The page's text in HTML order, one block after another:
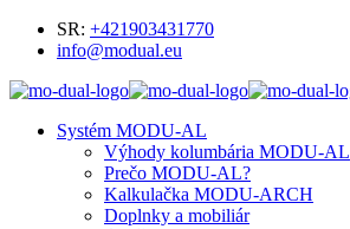
SR: +421903431770
info@modual.eu
Systém MODU-AL
Výhody kolumbária MODU-AL
Prečo MODU-AL?
Kalkulačka MODU-ARCH
Doplnky a mobiliár